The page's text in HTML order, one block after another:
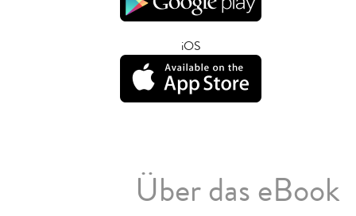
iOS
Über das eBook